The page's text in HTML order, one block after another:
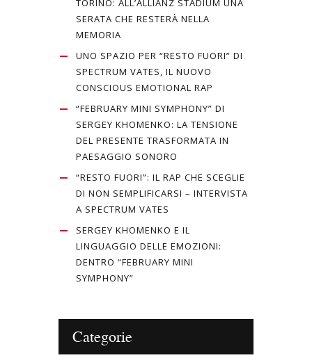
TORINO: ALL’ALLIANZ STADIUM UNA
SERATA CHE RESTERÀ NELLA
MEMORIA
UNO SPAZIO PER “RESTO FUORI” DI
SPECTRUM VATES, IL NUOVO
CONSCIOUS EMOTIONAL RAP
“FEBRUARY MINI SYMPHONY” DI
SERGEY KHOMENKO: LA TENSIONE
DEL PRESENTE TRASFORMATA IN
PAESAGGIO SONORO
“RESTO FUORI”: IL RAP CHE SCEGLIE
DI NON SEMPLIFICARSI – INTERVISTA
A SPECTRUM VATES
SERGEY KHOMENKO E IL
LINGUAGGIO DELLE EMOZIONI:
DENTRO “FEBRUARY MINI
SYMPHONY”
Categorie